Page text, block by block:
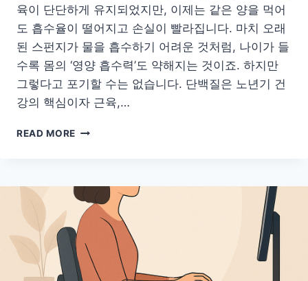
육이 단단하게 유지되었지만, 이제는 같은 양을 먹어
도 흡수율이 떨어지고 손실이 빨라집니다. 마치 오래
된 스펀지가 물을 흡수하기 어려운 것처럼, 나이가 들
수록 몸의 ‘영양 흡수력’도 약해지는 것이죠. 하지만
그렇다고 포기할 수는 없습니다. 단백질은 노년기 건
강의 핵심이자 근육,…
READ MORE 나
도
단
백
질
이
쏙
쏙!